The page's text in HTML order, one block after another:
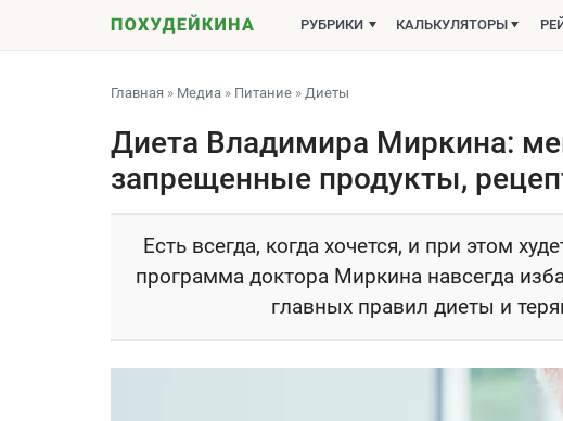
РУБРИКИ КАЛЬКУЛЯТОРЫ
Главная » Медиа » Питание » Диеты
Диета Владимира Миркина:
запрещенные продукты,
Есть всегда, когда хочется, и при этом
программа доктора Миркина навсегда
главных правил диеты и